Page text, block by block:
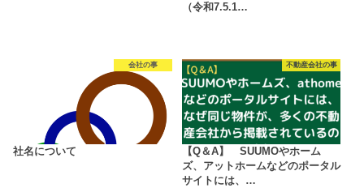
（令和7.5.1…
会社の事
社名について
不動産会社の事
【Q＆A】 SUUMOやホーム
ズ、アットホームなどのポータル
サイトには、…